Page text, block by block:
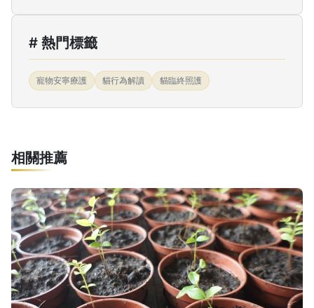
# 熱門標籤
寵物安寧療護 貓行為解讀 貓臨終照護
相關推薦